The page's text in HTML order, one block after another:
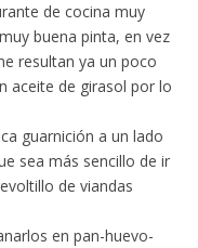
de cocina muy
buena pinta, en vez
resultan ya un poco
aceite de girasol por lo
guarnición a un lado
sea más sencillo de ir
de viandas
en pan-huevo-